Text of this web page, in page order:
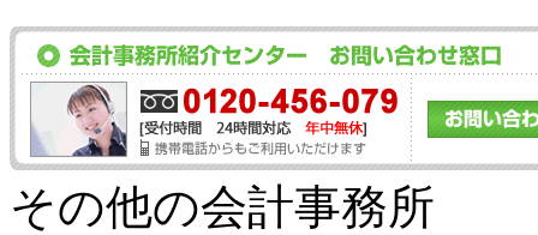
その他の会計事務所